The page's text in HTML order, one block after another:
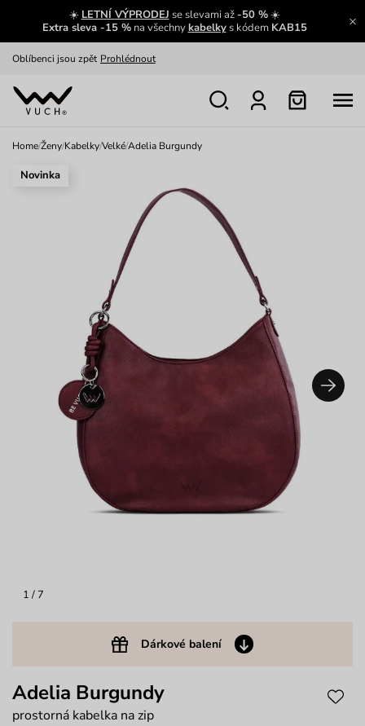
☀️ LETNÍ VÝPRODEJ se slevami až -50 %☀️
Extra sleva -15 %na všechnykabelkys kódem KAB15
Výměna a vrácení zdarma Zobrazit
Oblíbenci jsou zpět Prohlédnout
Nech se inspirovat
Home/Ženy/Kabelky/Velké/Adelia Burgundy
1 / 7
Dárkové balení
Novinka
Adelia Burgundy
prostorná kabelka na zip